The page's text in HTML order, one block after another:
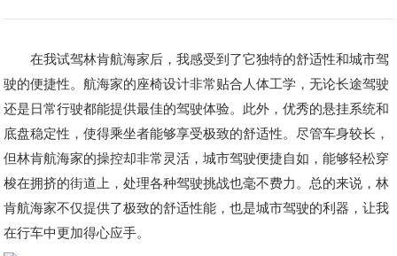
在我试驾林肯航海家后，我感受到了它独特的舒适性和城市驾
驶的便捷性。航海家的座椅设计非常贴合人体工学，无论长途驾驶
还是日常行驶都能提供最佳的驾驶体验。此外，优秀的悬挂系统和
底盘稳定性，使得乘坐者能够享受极致的舒适性。尽管车身较长，
但林肯航海家的操控却非常灵活，城市驾驶便捷自如，能够轻松穿
梭在拥挤的街道上，处理各种驾驶挑战也毫不费力。总的来说，林
肯航海家不仅提供了极致的舒适性能，也是城市驾驶的利器，让我
在行车中更加得心应手。